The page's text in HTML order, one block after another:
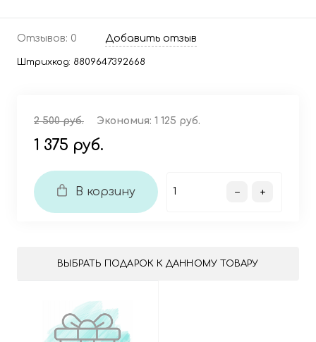
Отзывов: 0 Добавить отзыв
Штрихкод: 8809647392668
2 500 руб. Экономия: 1 125 руб.
1 375 руб.
В корзину
ВЫБРАТЬ ПОДАРОК К ДАННОМУ ТОВАРУ